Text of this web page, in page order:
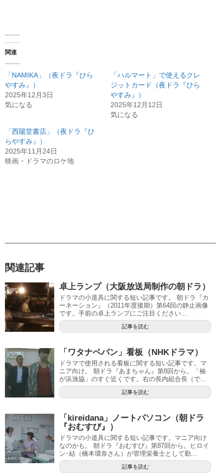
関連
「NAMIKA」（夜ドラ『ひら
やすみ』）
2025年12月3日
気になる
「ハルマート」で使えるクレ
ジットカード（夜ドラ『ひら
やすみ』）
2025年12月12日
気になる
「西陽堂書店」（夜ドラ『ひ
らやすみ』）
2025年11月24日
映画・ドラマのロケ地
関連記事
卓上ランプ（大阪放送局制作の朝ドラ）
ドラマの小道具に関する短い記事です。 朝ドラ『カ
ーネーション』（2011年度後期）第64回の静止画像
です。手前の卓上ランプにご注目ください...
記事を読む
「ワタナベパン」看板（NHKドラマ）
ドラマで使用される看板に関する短い記事です。マ
ニア向け。 朝ドラ『あまちゃん』第8回から。「袖
が浜漁協」のすぐ近くです。右の長内組合長（で...
記事を読む
「kireidana」ノートパソコン（朝ドラ
『おむすび』）
ドラマの小道具に関する短い記事です。マニア向け
なのかも。 朝ドラ『おむすび』第87回から。ヒロイ
ン･結（橋本環奈さん）が管理栄養士として勤...
記事を読む